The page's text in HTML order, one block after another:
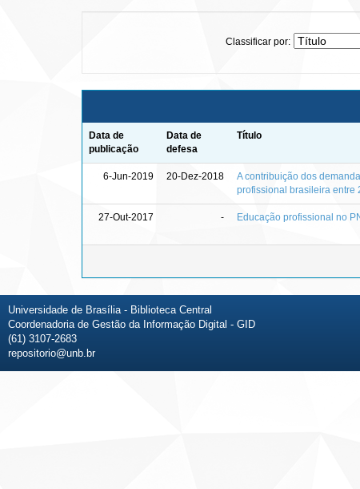
Classificar por:
Data de
publicação
Data de
defesa
Título
6-Jun-2019 20-Dez-2018
A contribuição dos
profissional brasileira entre
27-Out-2017 - Educação profissional no
Universidade de Brasília - Biblioteca Central
Coordenadoria de Gestão da Informação Digital - GID
(61) 3107-2683
repositorio@unb.br